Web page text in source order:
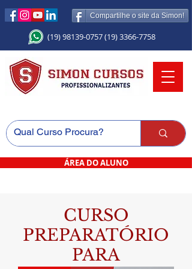
Compartilhe o site da Simon!
(19) 98139-0757(19) 3366-7758
ÁREA DO ALUNO
CURSO
PREPARATÓRIO
PARA